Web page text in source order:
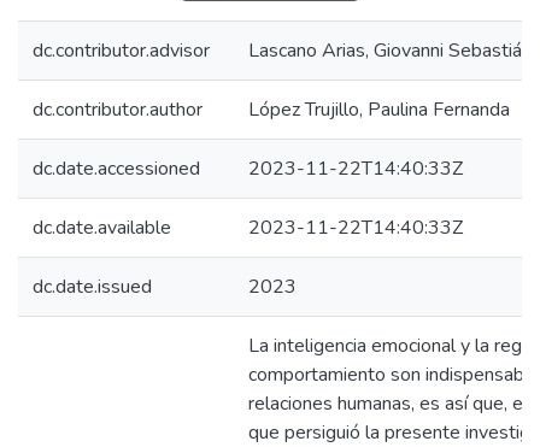
dc.contributor.advisor Lascano Arias, Giovanni Sebastián
dc.contributor.author López Trujillo, Paulina Fernanda
dc.date.accessioned 2023-11-22T14:40:33Z
dc.date.available 2023-11-22T14:40:33Z
dc.date.issued 2023
La inteligencia emocional y la
comportamiento son
relaciones humanas, es así que, el
que persiguió la presente